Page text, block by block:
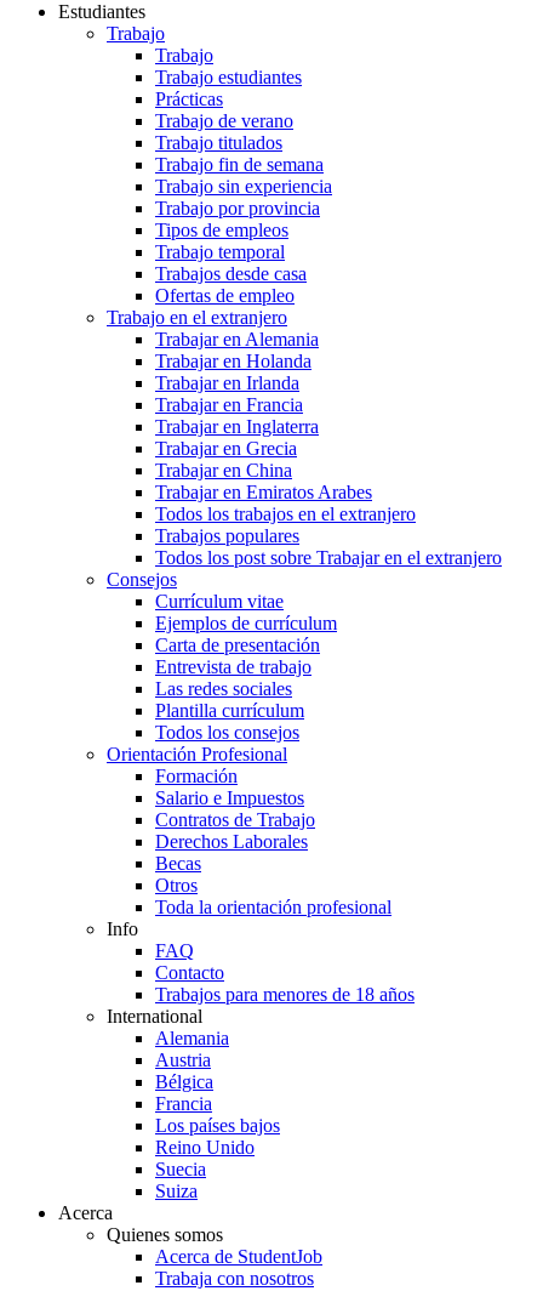
Estudiantes
Trabajo
Trabajo
Trabajo estudiantes
Prácticas
Trabajo de verano
Trabajo titulados
Trabajo fin de semana
Trabajo sin experiencia
Trabajo por provincia
Tipos de empleos
Trabajo temporal
Trabajos desde casa
Ofertas de empleo
Trabajo en el extranjero
Trabajar en Alemania
Trabajar en Holanda
Trabajar en Irlanda
Trabajar en Francia
Trabajar en Inglaterra
Trabajar en Grecia
Trabajar en China
Trabajar en Emiratos Arabes
Todos los trabajos en el extranjero
Trabajos populares
Todos los post sobre Trabajar en el extranjero
Consejos
Currículum vitae
Ejemplos de currículum
Carta de presentación
Entrevista de trabajo
Las redes sociales
Plantilla currículum
Todos los consejos
Orientación Profesional
Formación
Salario e Impuestos
Contratos de Trabajo
Derechos Laborales
Becas
Otros
Toda la orientación profesional
Info
FAQ
Contacto
Trabajos para menores de 18 años
International
Alemania
Austria
Bélgica
Francia
Los países bajos
Reino Unido
Suecia
Suiza
Acerca
Quienes somos
Acerca de StudentJob
Trabaja con nosotros